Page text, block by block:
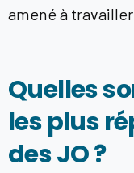
amené à
Quelles
les plus
des JO ?